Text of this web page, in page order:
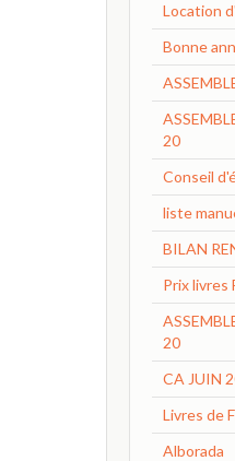
Location
Bonne
20
Conseil
liste
BILAN
Prix livres
20
CA JUIN
Livres de
Alborada